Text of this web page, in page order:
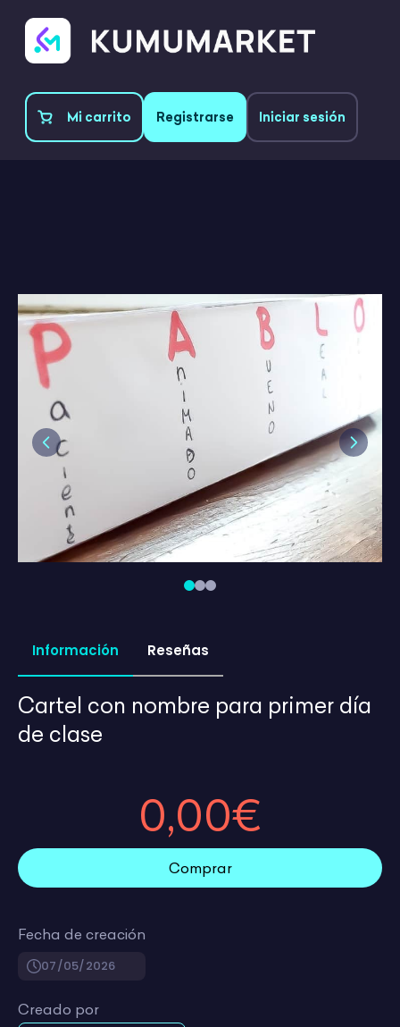
Mi carrito Registrarse Iniciar sesión
Previous Next
Información Reseñas
Cartel con nombre para primer día
de clase
Fecha de creación
07/05/2026
Creado por
0,00€
Comprar